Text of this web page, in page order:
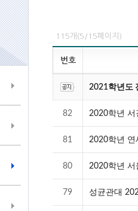
115개(5/15페이지)
번호
2021학년도
82 2020학년 서
81 2020학년 연
80 2020학년 서
79 성균관대